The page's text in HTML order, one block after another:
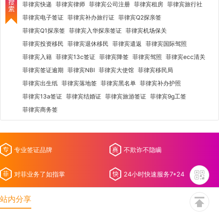
菲律宾快递 菲律宾律师 菲律宾公司注册 菲律宾租房 菲律宾旅行社
菲律宾电子签证 菲律宾补办旅行证 菲律宾Q2探亲签
菲律宾Q1探亲签 菲律宾入华探亲签证 菲律宾机场保关
菲律宾投资移民 菲律宾退休移民 菲律宾遣返 菲律宾国际驾照
菲律宾入籍 菲律宾13c签证 菲律宾降签 菲律宾驾照 菲律宾ecc清关
菲律宾签证逾期 菲律宾NBI 菲律宾大使馆 菲律宾移民局
菲律宾出生纸 菲律宾落地签 菲律宾黑名单 菲律宾补办护照
菲律宾13a签证 菲律宾结婚证 菲律宾旅游签证 菲律宾9g工签
菲律宾商务签
专业签证品牌 不欺诈不隐瞒
对菲业务了如指掌 24小时快速服务7*24
站内分享